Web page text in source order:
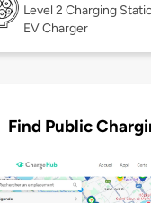
Level 2 Charging
EV Charger
Find Public